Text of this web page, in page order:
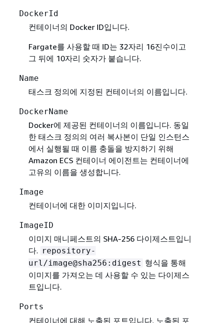
DockerId
컨테이너의 Docker ID입니다.
Fargate를 사용할 때 ID는 32자리 16진수이고
그 뒤에 10자리 숫자가 붙습니다.
Name
태스크 정의에 지정된 컨테이너의 이름입니다.
DockerName
Docker에 제공된 컨테이너의 이름입니다. 동일
한 태스크 정의의 여러 복사본이 단일 인스턴스
에서 실행될 때 이름 충돌을 방지하기 위해
Amazon ECS 컨테이너 에이전트는 컨테이너에
고유의 이름을 생성합니다.
Image
컨테이너에 대한 이미지입니다.
ImageID
이미지 매니페스트의 SHA-256 다이제스트입니
다. repository-
url/image@sha256:digest 형식을 통해
이미지를 가져오는 데 사용할 수 있는 다이제스
트입니다.
Ports
컨테이너에 대해 노출된 포트입니다. 노출된 포